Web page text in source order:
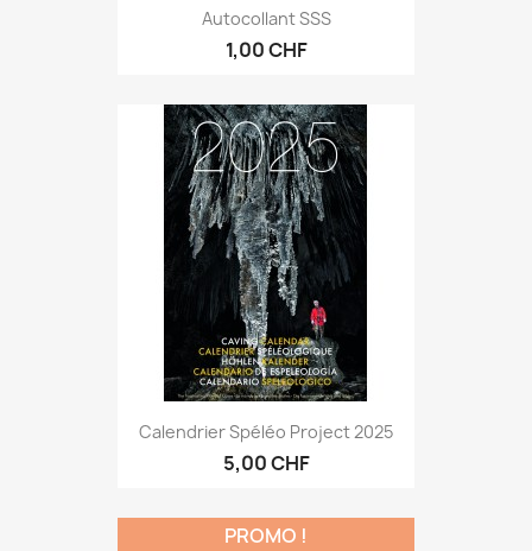
Autocollant SSS
1,00 CHF
Calendrier Spéléo Project 2025
5,00 CHF
PROMO !